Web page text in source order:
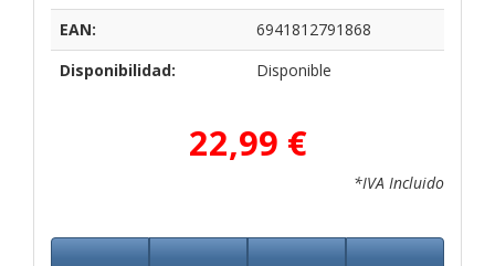
EAN:
6941812791868
Disponibilidad:
Disponible
22,99 €
*IVA Incluido